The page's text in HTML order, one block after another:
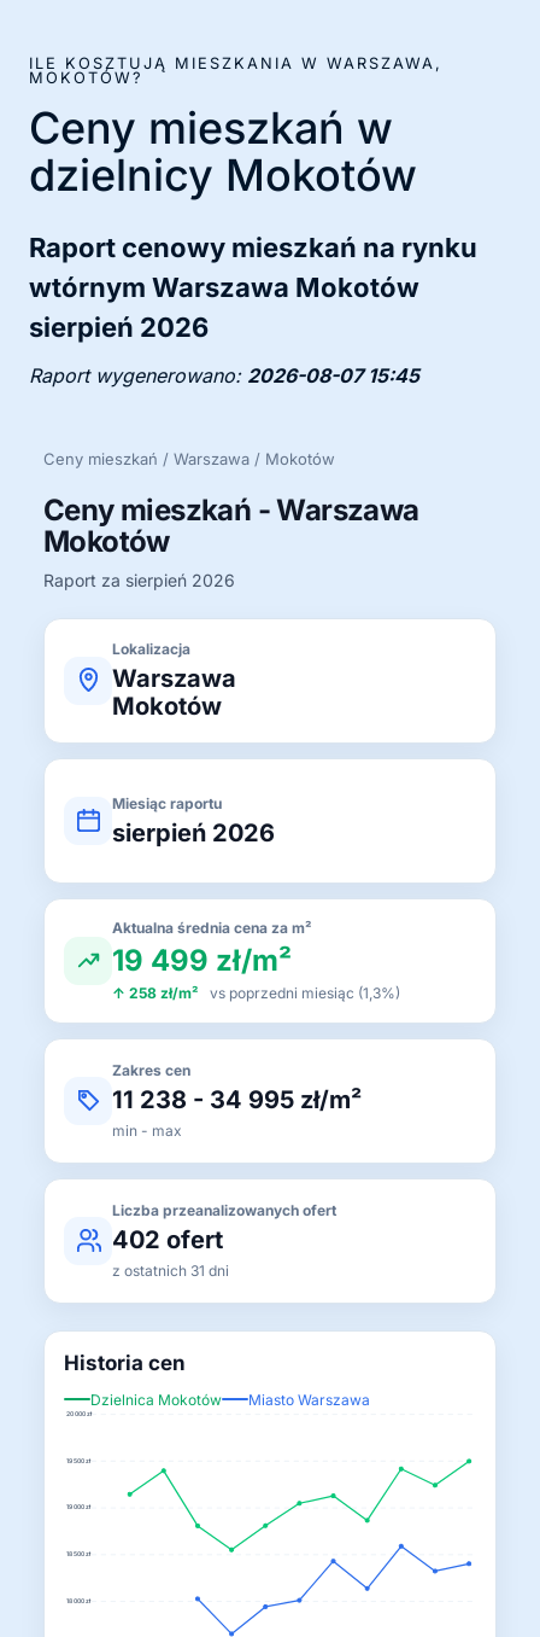
ILE KOSZTUJĄ MIESZKANIA W WARSZAWA,
MOKOTÓW?
Ceny mieszkań w
dzielnicy Mokotów
Raport cenowy mieszkań na rynku
wtórnym Warszawa Mokotów
sierpień 2026
Raport wygenerowano: 2026-08-07 15:45
Ceny mieszkań / Warszawa / Mokotów
Ceny mieszkań - Warszawa
Mokotów
Raport za sierpień 2026
Lokalizacja
Warszawa
Mokotów
Miesiąc raportu
sierpień 2026
Aktualna średnia cena za m²
19 499 zł/m²
↑ 258 zł/m² vs poprzedni miesiąc (1,3%)
Zakres cen
11 238 - 34 995 zł/m²
min - max
Liczba przeanalizowanych ofert
402 ofert
z ostatnich 31 dni
Historia cen
Dzielnica Mokotów Miasto Warszawa
18 000 zł
18 500 zł
19 000 zł
19 500 zł
20 000 zł